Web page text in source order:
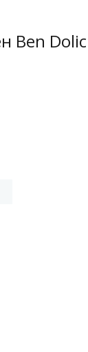
Ben Dolic